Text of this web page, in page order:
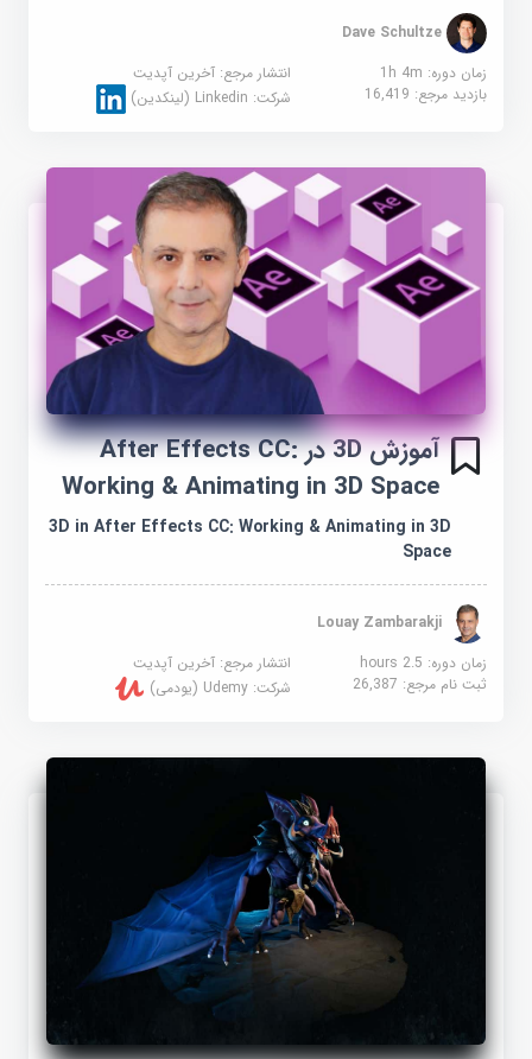
Dave Schultze
زمان دوره: 1h 4m
انتشار مرجع:آخرین آپدیت
بازدید مرجع:16,419 شرکت:Linkedin (لینکدین)
آموزش 3D در After Effects CC:
Working & Animating in 3D Space
3D in After Effects CC: Working & Animating in 3D
Space
Louay Zambarakji
زمان دوره: 2.5 hours
انتشار مرجع:آخرین آپدیت
ثبت نام مرجع:26,387 شرکت:Udemy (یودمی)